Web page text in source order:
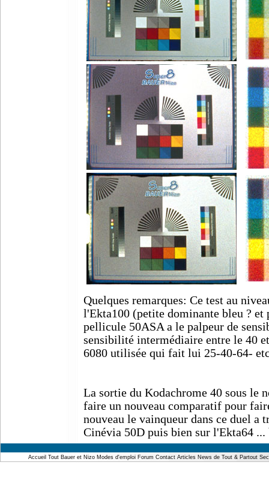
Quelques remarques: Ce test au
l'Ekta100 (petite dominante bleu ? et
pellicule 50ASA a le palpeur de
sensibilité intermédiaire entre le 40
6080 utilisée qui fait lui 25-40-64-
La sortie du Kodachrome 40 sous le
faire un nouveau comparatif pour
nouveau le vainqueur dans ce duel a
Cinévia 50D puis bien sur l'Ekta64 ...
Accueil Tout Bauer et Nizo Modes d'emploi Forum Contact Articles News de Tout & Partout